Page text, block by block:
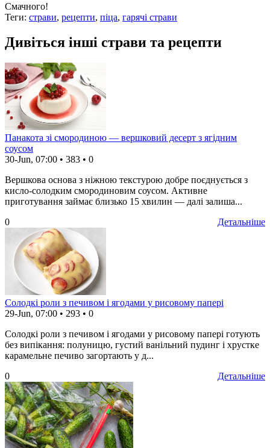
Смачного!
Теги: страви, рецепти, піца, гарячі страви
Дивіться інші страви та рецепти
Панакота зі смородиною — вершковий десерт з ягідним
соусом
30-Jun, 07:00 • 383 • 0
Вершкова основа з ніжною текстурою добре поєднується з
кисло-солодким смородиновим соусом. Активне
приготування займає близько 15 хвилин — далі залиша...
Детальніше
0
Солодкі роли з печивом і ягодами у рисовому папері
29-Jun, 07:00 • 293 • 0
Солодкі роли з печивом і ягодами у рисовому папері готують
без випікання: полуницю, густий ванільний пудинг і хрустке
карамельне печиво загортають у д...
Детальніше
0